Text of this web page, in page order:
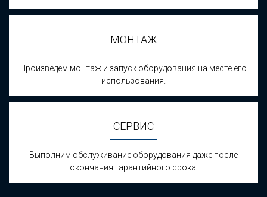
МОНТАЖ
Произведем монтаж и запуск оборудования на месте его
использования.
СЕРВИС
Выполним обслуживание оборудования даже после
окончания гарантийного срока.